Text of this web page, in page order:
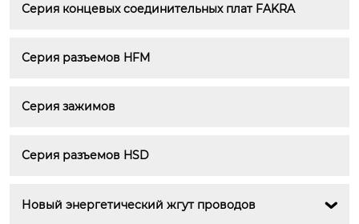
Серия концевых соединительных плат FAKRA
Серия разъемов HFM
Серия зажимов
Серия разъемов HSD
Новый энергетический жгут проводов 